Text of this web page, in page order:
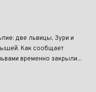
две львицы, Зури и
Как сообщает
временно закрыли...